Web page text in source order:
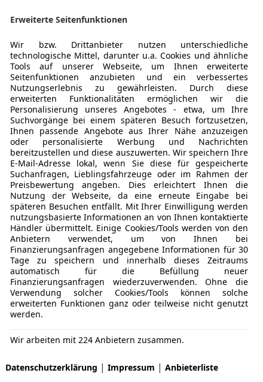
Start/
teilb.
Tempomat
Unterhaltung/Media
Android
Apple
Bluetooth
Radio
USB
Sicherheit
wird nach Deiner Online-Bestellung zu einem
Nähe oder zu Dir nach Hause geliefert.
Infos: 1. Hand
Highlights
Sport-Paket (AMG-Line)
Navigationssystem
Digitales Kombiinstrument
LED-Scheinwerfer
Adaptive Geschwindigkeitsregelanlage (ACC)
Geschwindigkeits-Begrenzeranlage (Limiter)
Rückfahrkamera
Parkassistent
Einparkhilfe vorne und hinten
Elektrisch verstellbare Sitze vorne mit
Sitzheizung vorne
Standheizung
Elektrische Heckklappe
Alufelgen 20 Zoll
4Matic (Allradantrieb)
Spurhalteassistent
Mehr anzeigen
Mehr anzeigen
Erweiterte Seitenfunktionen
Wir bzw. Drittanbieter nutzen unterschiedliche
technologische Mittel, darunter u.a. Cookies und ähnliche
Tools auf unserer Webseite, um Ihnen erweiterte
Seitenfunktionen anzubieten und ein verbessertes
Nutzungserlebnis zu gewährleisten. Durch diese
erweiterten Funktionalitäten ermöglichen wir die
Personalisierung unseres Angebotes - etwa, um Ihre
Suchvorgänge bei einem späteren Besuch fortzusetzen,
Ihnen passende Angebote aus Ihrer Nähe anzuzeigen
oder personalisierte Werbung und Nachrichten
bereitzustellen und diese auszuwerten. Wir speichern Ihre
E-Mail-Adresse lokal, wenn Sie diese für gespeicherte
Suchanfragen, Lieblingsfahrzeuge oder im Rahmen der
Preisbewertung angeben. Dies erleichtert Ihnen die
Nutzung der Webseite, da eine erneute Eingabe bei
späteren Besuchen entfällt. Mit Ihrer Einwilligung werden
nutzungsbasierte Informationen an von Ihnen kontaktierte
Händler übermittelt. Einige Cookies/Tools werden von den
Anbietern verwendet, um von Ihnen bei
Finanzierungsanfragen angegebene Informationen für 30
Tage zu speichern und innerhalb dieses Zeitraums
automatisch für die Befüllung neuer
Finanzierungsanfragen wiederzuverwenden. Ohne die
Verwendung solcher Cookies/Tools können solche
erweiterten Funktionen ganz oder teilweise nicht genutzt
werden.
Wir arbeiten mit 224 Anbietern zusammen.
Datenschutzerklärung | Impressum | Anbieterliste